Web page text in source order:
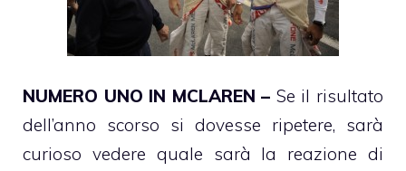
NUMERO UNO IN MCLAREN – Se il risultato
dell’anno scorso si dovesse ripetere, sarà
curioso vedere quale sarà la reazione di